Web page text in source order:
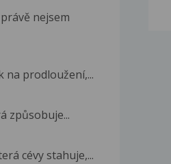
nejsem
na prodloužení,...
způsobuje...
cévy stahuje,...